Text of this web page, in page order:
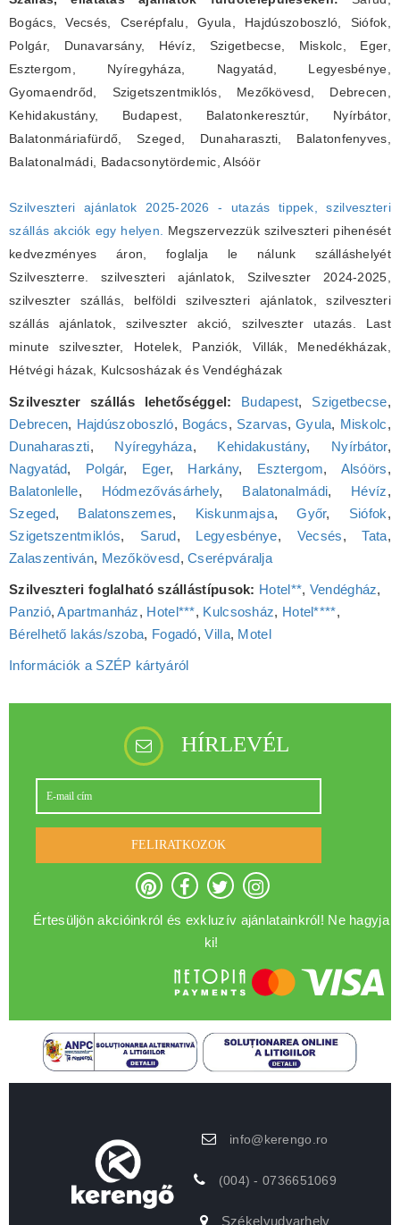
Bogács, Vecsés, Cserépfalu, Gyula, Hajdúszoboszló, Siófok,
Polgár, Dunavarsány, Hévíz, Szigetbecse, Miskolc, Eger,
Esztergom, Nyíregyháza, Nagyatád, Legyesbénye,
Gyomaendrőd, Szigetszentmiklós, Mezőkövesd, Debrecen,
Kehidakustány, Budapest, Balatonkeresztúr, Nyírbátor,
Balatonmáriafürdő, Szeged, Dunaharaszti, Balatonfenyves,
Balatonalmádi, Badacsonytördemic, Alsóör
Szilveszteri ajánlatok 2025-2026 - utazás tippek, szilveszteri
szállás akciók egy helyen. Megszervezzük szilveszteri pihenését
kedvezményes áron, foglalja le nálunk szálláshelyét
Szilveszterre. szilveszteri ajánlatok, Szilveszter 2024-2025,
szilveszter szállás, belföldi szilveszteri ajánlatok, szilveszteri
szállás ajánlatok, szilveszter akció, szilveszter utazás. Last
minute szilveszter, Hotelek, Panziók, Villák, Menedékházak,
Hétvégi házak, Kulcsosházak és Vendégházak
Szilveszter szállás lehetőséggel: Budapest, Szigetbecse,
Debrecen, Hajdúszoboszló, Bogács, Szarvas, Gyula, Miskolc,
Dunaharaszti, Nyíregyháza, Kehidakustány, Nyírbátor,
Nagyatád, Polgár, Eger, Harkány, Esztergom, Alsóörs,
Balatonlelle, Hódmezővásárhely, Balatonalmádi, Hévíz,
Szeged, Balatonszemes, Kiskunmajsa,Győr, Siófok,
Szigetszentmiklós, Sarud, Legyesbénye, Vecsés,Tata,
Zalaszentiván, Mezőkövesd,Cserépváralja
Szilveszteri foglalható szállástípusok: Hotel**, Vendégház,
Panzió,Apartmanház, Hotel***, Kulcsosház, Hotel****,
Bérelhető lakás/szoba, Fogadó,Villa, Motel
Információk a SZÉP kártyáról
HÍRLEVÉL
FELIRATKOZOK
Értesüljön akcióinkról és exkluzív ajánlatainkról! Ne hagyja
ki!
info@kerengo.ro
(004) - 0736651069
Székelyudvarhely